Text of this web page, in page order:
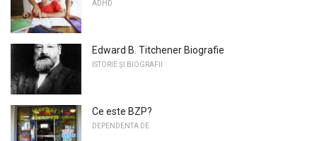
ADHD
Edward B. Titchener Biografie
ISTORIE ȘI BIOGRAFII
Ce este BZP?
DEPENDENTA DE